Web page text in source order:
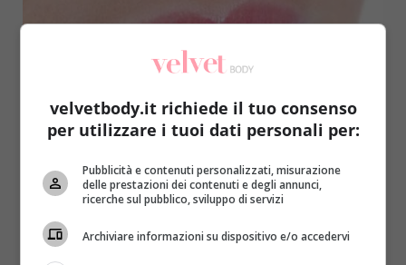
Fenomeno “botox babies”: i giovani italiani
non sono ancora coinvolti
velvetbody.it richiede il tuo consenso
per utilizzare i tuoi dati personali per:
Pubblicità e contenuti personalizzati, misurazione
delle prestazioni dei contenuti e degli annunci,
ricerche sul pubblico, sviluppo di servizi
Archiviare informazioni su dispositivo e/o accedervi